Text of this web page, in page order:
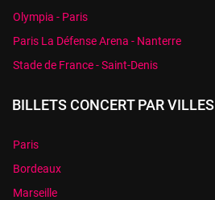
Olympia - Paris
Paris La Défense Arena - Nanterre
Stade de France - Saint-Denis
BILLETS CONCERT PAR VILLES
Paris
Bordeaux
Marseille